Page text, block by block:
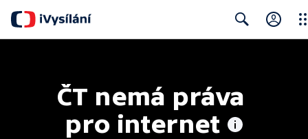
ČT nemá práva
pro internet